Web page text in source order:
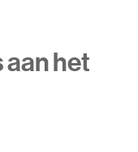
aan het